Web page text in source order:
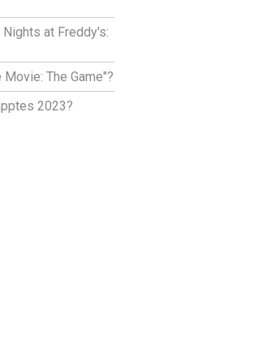
at Freddy's:
The Game"?
2023?